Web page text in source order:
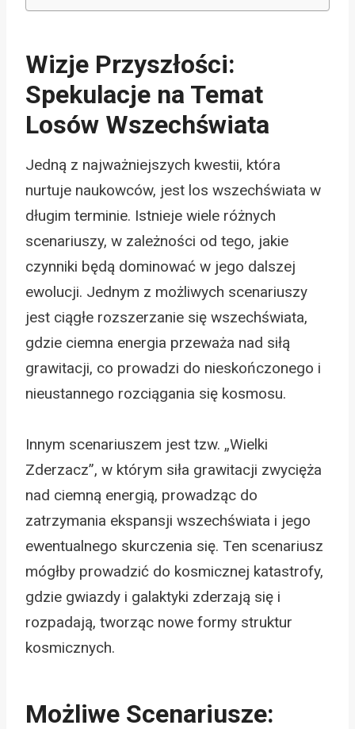
Wizje Przyszłości:
Spekulacje na Temat
Losów Wszechświata
Jedną z najważniejszych kwestii, która
nurtuje naukowców, jest los wszechświata w
długim terminie. Istnieje wiele różnych
scenariuszy, w zależności od tego, jakie
czynniki będą dominować w jego dalszej
ewolucji. Jednym z możliwych scenariuszy
jest ciągłe rozszerzanie się wszechświata,
gdzie ciemna energia przeważa nad siłą
grawitacji, co prowadzi do nieskończonego i
nieustannego rozciągania się kosmosu.
Innym scenariuszem jest tzw. „Wielki
Zderzacz”, w którym siła grawitacji zwycięża
nad ciemną energią, prowadząc do
zatrzymania ekspansji wszechświata i jego
ewentualnego skurczenia się. Ten scenariusz
mógłby prowadzić do kosmicznej katastrofy,
gdzie gwiazdy i galaktyki zderzają się i
rozpadają, tworząc nowe formy struktur
kosmicznych.
Możliwe Scenariusze: